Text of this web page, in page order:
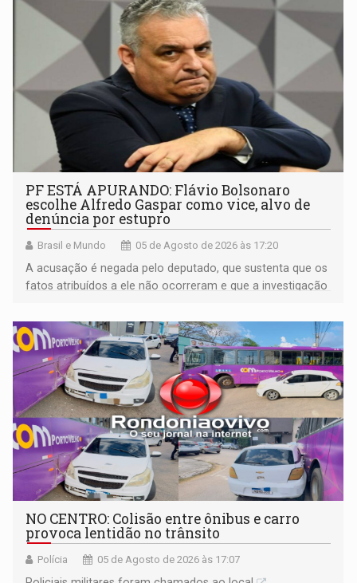
PF ESTÁ APURANDO: Flávio Bolsonaro
escolhe Alfredo Gaspar como vice, alvo de
denúncia por estupro
Brasil e Mundo 05 de Agosto de 2026 às 17:20
A acusação é negada pelo deputado, que sustenta que os
fatos atribuídos a ele não ocorreram e que a investigação
NO CENTRO: Colisão entre ônibus e carro
provoca lentidão no trânsito
Polícia 05 de Agosto de 2026 às 17:07